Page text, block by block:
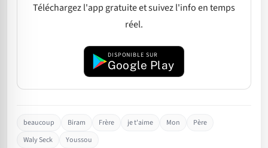
Téléchargez l'app gratuite et suivez l'info en temps
réel.
DISPONIBLE SUR
Google Play
beaucoup Biram Frère je t'aime Mon
Père
Waly Seck
Youssou